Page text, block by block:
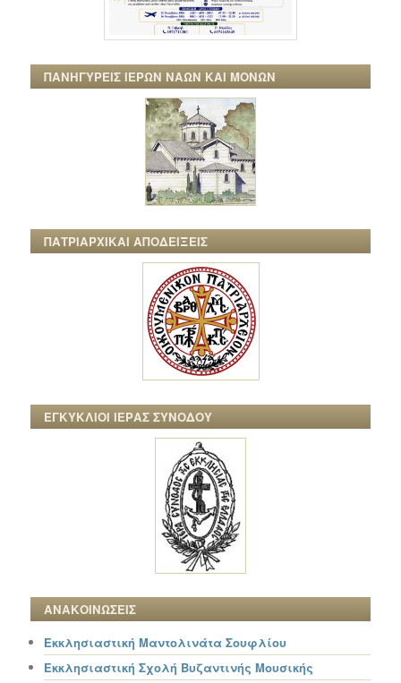
ΠΑΝΗΓΥΡΕΙΣ ΙΕΡΩΝ ΝΑΩΝ ΚΑΙ ΜΟΝΩΝ
ΠΑΤΡΙΑΡΧΙΚΑΙ ΑΠΟΔΕΙΞΕΙΣ
ΕΓΚΥΚΛΙΟΙ ΙΕΡΑΣ ΣΥΝΟΔΟΥ
ΑΝΑΚΟΙΝΩΣΕΙΣ
Εκκλησιαστική Μαντολινάτα Σουφλίου
Εκκλησιαστική Σχολή Βυζαντινής Μουσικής